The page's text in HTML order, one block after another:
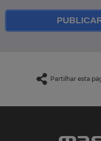
Partilhar esta